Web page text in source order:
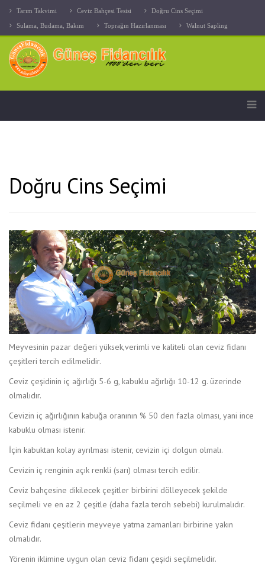
Tarım Takvimi Ceviz Bahçesi Tesisi Doğru Cins Seçimi
Sulama, Budama, Bakım Toprağın Hazırlanması Walnut Sapling
Doğru Cins Seçimi
Meyvesinin pazar değeri yüksek,verimli ve kaliteli olan ceviz fidanı
çeşitleri tercih edilmelidir.
Ceviz çeşidinin iç ağırlığı 5-6 g, kabuklu ağırlığı 10-12 g. üzerinde
olmalıdır.
Cevizin iç ağırlığının kabuğa oranının % 50 den fazla olması, yani ince
kabuklu olması istenir.
İçin kabuktan kolay ayrılması istenir, cevizin içi dolgun olmalı.
Cevizin iç renginin açık renkli (sarı) olması tercih edilir.
Ceviz bahçesine dikilecek çeşitler birbirini dölleyecek şekilde
seçilmeli ve en az 2 çeşitle (daha fazla tercih sebebi) kurulmalıdır.
Ceviz fidanı çeşitlerin meyveye yatma zamanları birbirine yakın
olmalıdır.
Yörenin iklimine uygun olan ceviz fidanı çeşidi seçilmelidir.